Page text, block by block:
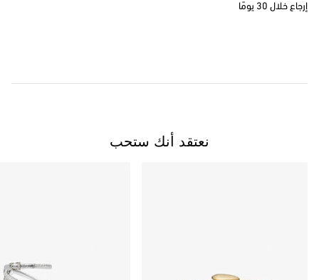
إرجاع خلال 30 يومًا
نعتقد أنك ستحب